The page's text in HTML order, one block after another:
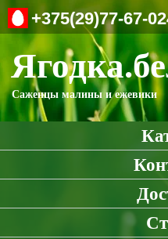
+375(29)77-67-
Саженцы малины и ежевики